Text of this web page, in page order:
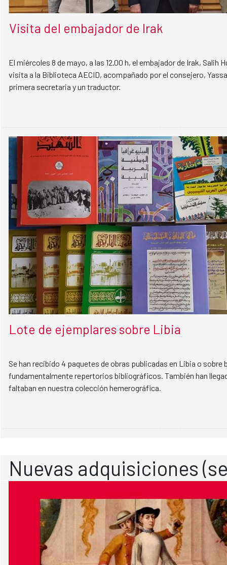
Visita del embajador de Irak
El miércoles 8 de mayo, a las 12.00 h, el embajador de Irak, Salih
visita a la Biblioteca AECID, acompañado por el consejero,
primera secretaria y un traductor.
Lote de ejemplares sobre Libia
Se han recibido 4 paquetes de obras publicadas en Libia o sobre
fundamentalmente repertorios bibliográficos. También han
faltaban en nuestra colección hemerográfica.
Nuevas adquisiciones